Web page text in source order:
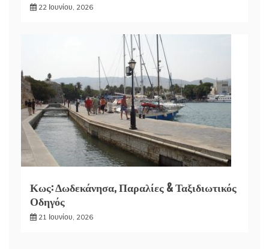
22 Ιουνίου, 2026
Κως: Δωδεκάνησα, Παραλίες & Ταξιδιωτικός
Οδηγός
21 Ιουνίου, 2026